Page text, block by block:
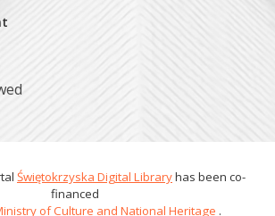
Świętokrzyska Digital Libraryhas been co-
financed
of Culture and National Heritage .